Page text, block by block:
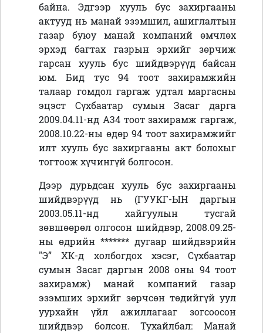
байна. Эдгээр хууль бус захиргааны
актууд нь манай эзэмшил, ашиглалтын
газар буюу манай компаний өмчлөх
эрхэд багтах газрын эрхийг зөрчиж
гарсан хууль бус шийдвэрүүд байсан
юм. Бид тус 94 тоот захирамжийн
талаар гомдол гаргаж удтал маргасны
эцэст Сүхбаатар сумын Засаг дарга
2009.04.11-нд А34 тоот захирамж гаргаж,
2008.10.22-ны өдөр 94 тоот захирамжийг
илт хууль бус захиргааны акт болохыг
тогтоож хүчингүй болгосон.
Дээр дурьдсан хууль бус захиргааны
шийдвэрүүд нь (ГУУКГ-ЫН даргын
2003.05.11-нд хайгуулын тусгай
зөвшөөрөл олгосон шийдвэр, 2008.09.25-
ны өдрийн ******* дугаар шийдвэрийн
"Э” ХК-д холбогдох хэсэг, Сүхбаатар
сумын Засаг даргын 2008 оны 94 тоот
захирамж) манай компаний газар
эзэмших эрхийг зөрчсөн төдийгүй уул
уурхайн үйл ажиллагааг зогсоосон
шийдвэр болсон. Тухайлбал: Манай